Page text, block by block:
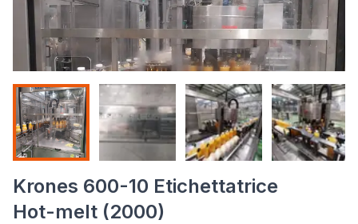
Krones 600-10 Etichettatrice
Hot-melt (2000)